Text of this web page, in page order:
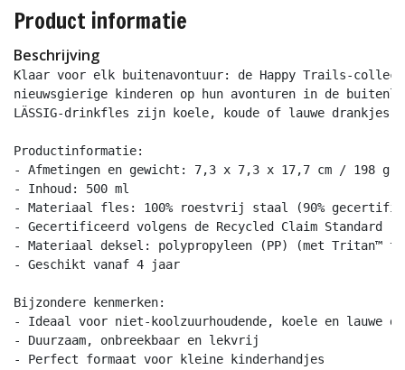
Product informatie
Beschrijving
Klaar voor elk buitenavontuur: de Happy Trails-
nieuwsgierige kinderen op hun avonturen in de
LÄSSIG-drinkfles zijn koele, koude of lauwe drankjes
Productinformatie:
- Afmetingen en gewicht: 7,3 x 7,3 x 17,7 cm / 198 g
- Inhoud: 500 ml
- Materiaal fles: 100% roestvrij staal (90%
- Gecertificeerd volgens de Recycled Claim Standard
- Materiaal deksel: polypropyleen (PP) (met Tritan™
- Geschikt vanaf 4 jaar
Bijzondere kenmerken:
- Ideaal voor niet-koolzuurhoudende, koele en lauwe
- Duurzaam, onbreekbaar en lekvrij
- Perfect formaat voor kleine kinderhandjes